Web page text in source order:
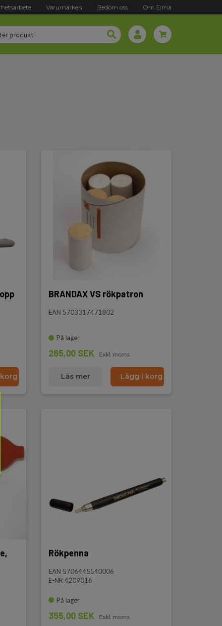
Varumärken Bedöm oss Om Elma
BRANDAX VS rökpatron
EAN 5703317471802
På lager
265,00 SEK Exkl. moms
Läs mer Lägg i korg
Rökpenna
EAN 5706445540006
E-NR 4209016
På lager
355,00 SEK Exkl. moms